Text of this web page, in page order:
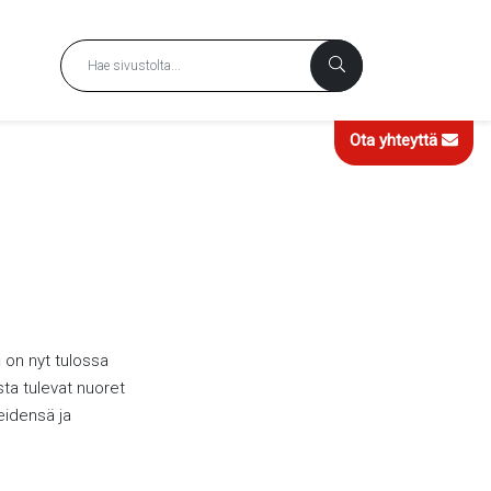
Ota yhteyttä
on nyt tulossa
tulevat nuoret
ja